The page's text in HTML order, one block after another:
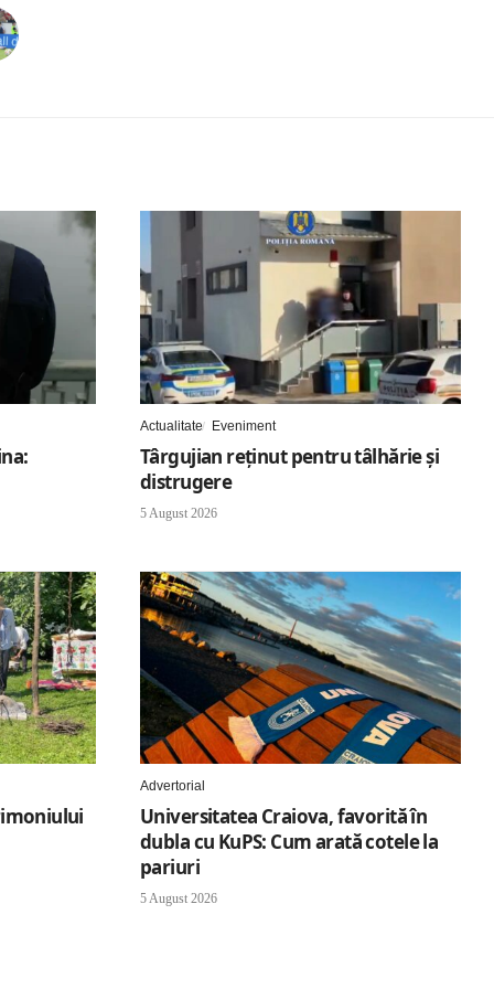
Actualitate Eveniment
Târgujian reținut pentru tâlhărie și
distrugere
5 August 2026
Advertorial
Universitatea Craiova, favorită în
dubla cu KuPS: Cum arată cotele la
pariuri
5 August 2026